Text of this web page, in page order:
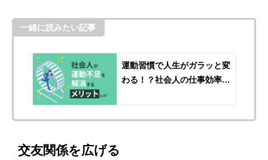
一緒に読みたい記事
運動習慣で人生がガラッと変
わる！？社会人の仕事効率化
交友関係を広げる